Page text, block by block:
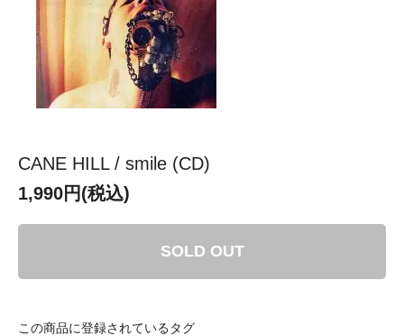
CANE HILL / smile (CD)
1,990円(税込)
SOLD OUT
この商品に登録されているタグ